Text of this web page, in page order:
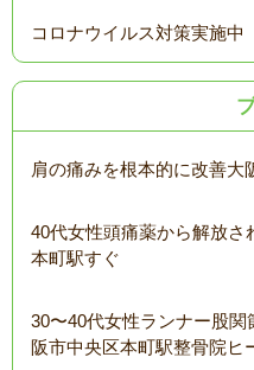
コロナウイルス対策実施中
肩の痛みを根本的に改善大
40代女性頭痛薬から解放
本町駅すぐ
30〜40代女性ランナー股
阪市中央区本町駅整骨院ヒ